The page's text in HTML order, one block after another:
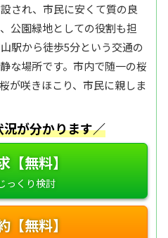
され、市民に安くて質の良
公園緑地としての役割も担
駅から徒歩5分という交通の
な場所です。市内で随一の桜
が咲きほこり、市民に親しま
が分かります／
【無料】
【無料】